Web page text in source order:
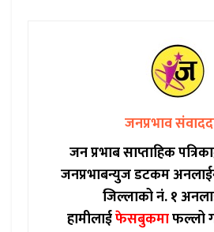
जनप्रभाव
जन प्रभाब साप्ताहिक
जनप्रभाबन्युज डटकम
जिल्लाको नं. १
हामीलाईफेसबुकमाफल्लो